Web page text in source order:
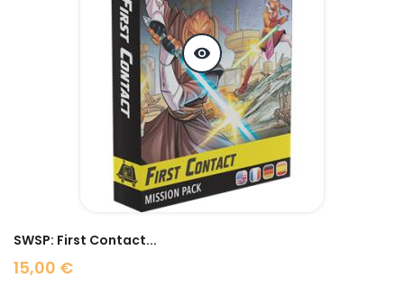
visibility
SWSP: First Contact...
15,00 €
Prix